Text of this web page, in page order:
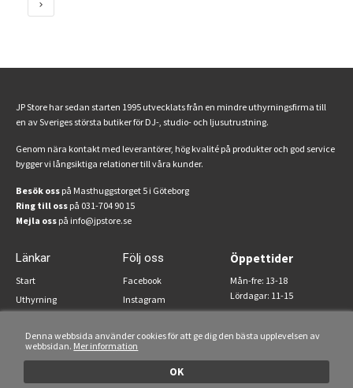
OK
Denna webbsida använder cookies för att ge dig den bästa upplevelsen av
webbsidan. Mer information
JP Store har sedan starten 1995 utvecklats från en mindre uthyrningsfirma till
en av Sveriges största butiker för DJ-, studio- och ljusutrustning.
Genom nära kontakt med leverantörer, hög kvalité på produkter och god service
bygger vi långsiktiga relationer till våra kunder.
Besök oss på Masthuggstorget 5 i Göteborg
Ring till oss på 031-704 90 15
Mejla oss på info@jpstore.se
Länkar
Start
Uthyrning
Köpvillkor
Följ oss
Facebook
Instagram
Öppettider
Mån-fre: 13-18
Lördagar: 11-15